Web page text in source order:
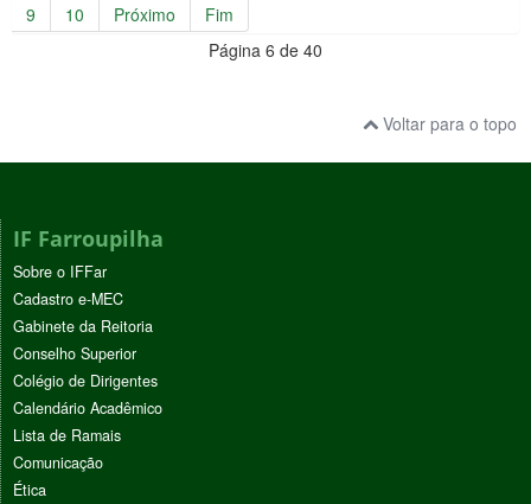
9
10 Próximo
Fim
Página 6 de 40
Voltar para o topo
IF Farroupilha
Sobre o IFFar
Cadastro e-MEC
Gabinete da Reitoria
Conselho Superior
Colégio de Dirigentes
Calendário Acadêmico
Lista de Ramais
Comunicação
Ética